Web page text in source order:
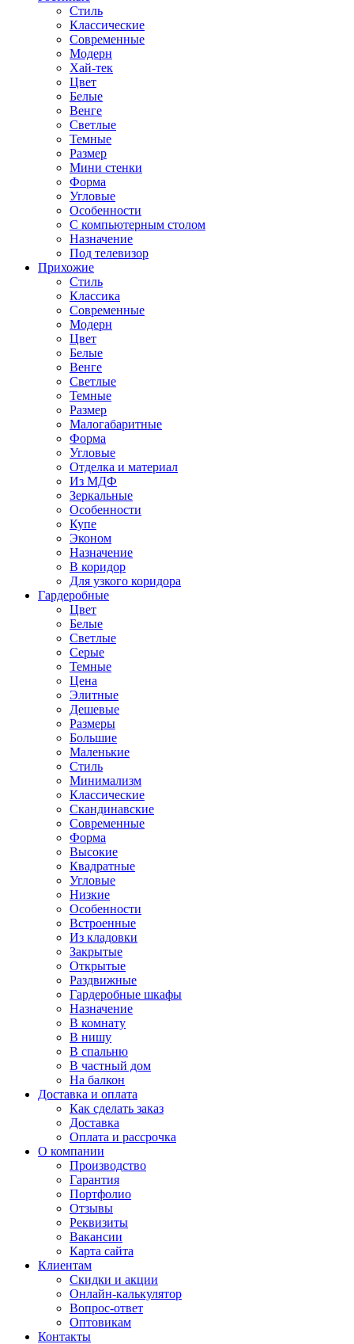
Стиль
Классические
Современные
Модерн
Хай-тек
Цвет
Белые
Венге
Светлые
Темные
Размер
Мини стенки
Форма
Угловые
Особенности
С компьютерным столом
Назначение
Под телевизор
Прихожие
Стиль
Классика
Современные
Модерн
Цвет
Белые
Венге
Светлые
Темные
Размер
Малогабаритные
Форма
Угловые
Отделка и материал
Из МДФ
Зеркальные
Особенности
Купе
Эконом
Назначение
В коридор
Для узкого коридора
Гардеробные
Цвет
Белые
Светлые
Серые
Темные
Цена
Элитные
Дешевые
Размеры
Большие
Маленькие
Стиль
Минимализм
Классические
Скандинавские
Современные
Форма
Высокие
Квадратные
Угловые
Низкие
Особенности
Встроенные
Из кладовки
Закрытые
Открытые
Раздвижные
Гардеробные шкафы
Назначение
В комнату
В нишу
В спальню
В частный дом
На балкон
Доставка и оплата
Как сделать заказ
Доставка
Оплата и рассрочка
О компании
Производство
Гарантия
Портфолио
Отзывы
Реквизиты
Вакансии
Карта сайта
Клиентам
Скидки и акции
Онлайн-калькулятор
Вопрос-ответ
Оптовикам
Контакты